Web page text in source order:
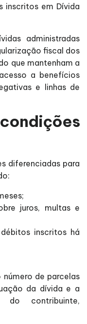
inscritos em Dívida
administradas
fiscal dos
que mantenham a
a benefícios
e linhas de
diferenciadas para
juros, multas e
inscritos há
de parcelas
da dívida e a
do contribuinte,